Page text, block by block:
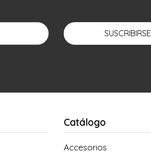
SUSCRIBIRSE
Catálogo
Accesorios